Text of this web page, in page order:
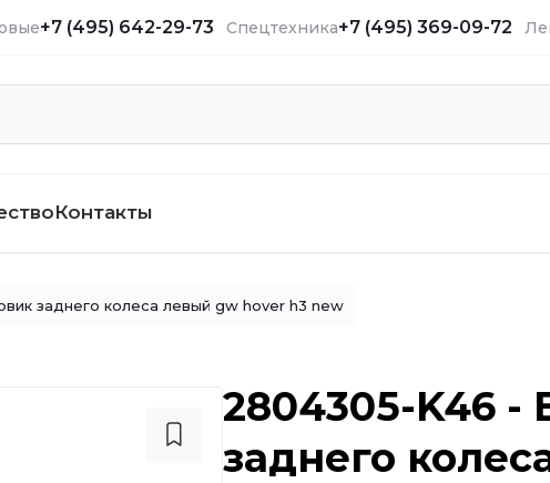
+7 (495) 642-29-73 Спецтехника+7 (495) 369-09-72
Контакты
заднего колеса левый gw hover h3 new
2804305-K46 -
заднего